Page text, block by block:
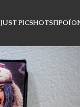
JUST PICSHOTS